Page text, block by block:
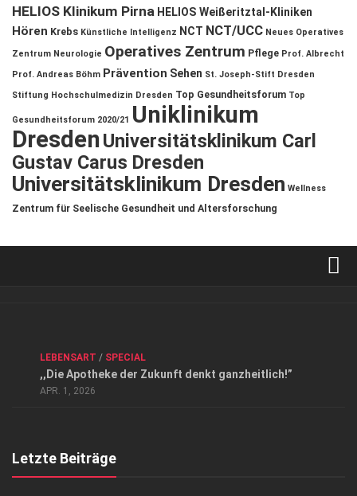
HELIOS Klinikum Pirna HELIOS Weißeritztal-Kliniken
Hören Krebs Künstliche Intelligenz NCT NCT/UCC Neues Operatives
Zentrum Neurologie Operatives Zentrum Pflege Prof. Albrecht
Prof. Andreas Böhm Prävention Sehen St. Joseph-Stift Dresden
Stiftung Hochschulmedizin Dresden Top Gesundheitsforum Top
Gesundheitsforum 2020/21 Uniklinikum
DresdenUniversitätsklinikum Carl
Gustav Carus Dresden
Universitätsklinikum Dresden Wellness
Zentrum für Seelische Gesundheit und Altersforschung
Datenschutzerklärung
Top Magazin Dresden / Ostsachsen
LEBENSART / SPECIAL
,,Die Apotheke der Zukunft denkt ganzheitlich!”
APR. 1, 2026
Letzte Beiträge